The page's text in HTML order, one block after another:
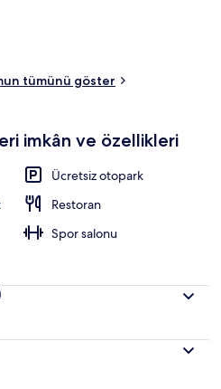
tümünü göster
imkân ve özellikleri
Ücretsiz otopark
Restoran
Spor salonu